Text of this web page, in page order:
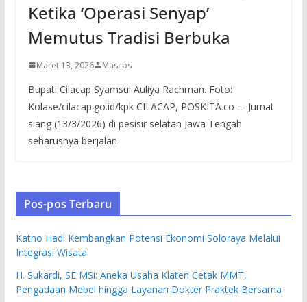
Ketika ‘Operasi Senyap’
Memutus Tradisi Berbuka
Maret 13, 2026 Mascos
Bupati Cilacap Syamsul Auliya Rachman. Foto:
Kolase/cilacap.go.id/kpk CILACAP, POSKITA.co – Jumat
siang (13/3/2026) di pesisir selatan Jawa Tengah
seharusnya berjalan
Pos-pos Terbaru
Katno Hadi Kembangkan Potensi Ekonomi Soloraya Melalui
Integrasi Wisata
H. Sukardi, SE MSi: Aneka Usaha Klaten Cetak MMT,
Pengadaan Mebel hingga Layanan Dokter Praktek Bersama